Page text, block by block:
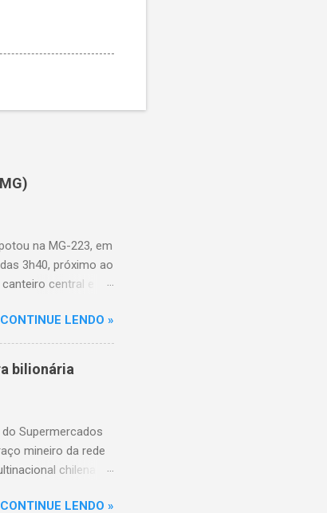
na MG-223, em
3h40, próximo ao
central e
do acidente.
CONTINUE LENDO »
bilionária
Supermercados
mineiro da rede
chilena
a aquisição,
CONTINUE LENDO »